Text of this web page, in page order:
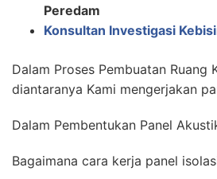
Peredam
Konsultan Investigasi
Dalam Proses Pembuatan Ruang
diantaranya Kami mengerjakan
Dalam Pembentukan Panel
Bagaimana cara kerja panel